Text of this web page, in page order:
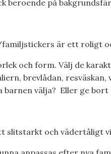
beroende på
är ett roligt
och form. Välj de
brevlådan,
välja? Eller ge
slitstarkt och vädertåligt